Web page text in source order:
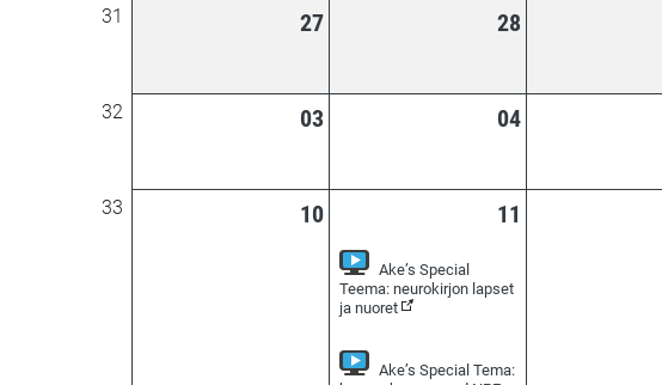
31 27 28
32 03 04
33 10 11
Ake’s Special
Teema: neurokirjon lapset
ja nuoret(Seurattavissa verkossa)
Ake’s Special Tema: